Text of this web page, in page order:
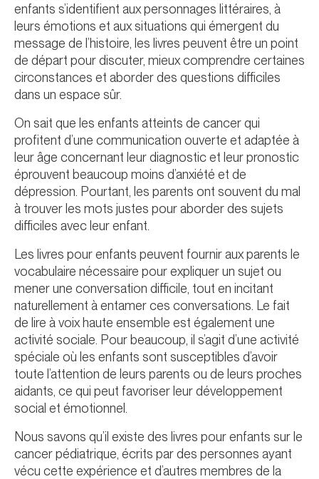
enfants s’identifient aux personnages littéraires, à
leurs émotions et aux situations qui émergent du
message de l’histoire, les livres peuvent être un point
de départ pour discuter, mieux comprendre certaines
circonstances et aborder des questions difficiles
dans un espace sûr.
On sait que les enfants atteints de cancer qui
profitent d’une communication ouverte et adaptée à
leur âge concernant leur diagnostic et leur pronostic
éprouvent beaucoup moins d’anxiété et de
dépression. Pourtant, les parents ont souvent du mal
à trouver les mots justes pour aborder des sujets
difficiles avec leur enfant.
Les livres pour enfants peuvent fournir aux parents le
vocabulaire nécessaire pour expliquer un sujet ou
mener une conversation difficile, tout en incitant
naturellement à entamer ces conversations. Le fait
de lire à voix haute ensemble est également une
activité sociale. Pour beaucoup, il s’agit d’une activité
spéciale où les enfants sont susceptibles d’avoir
toute l’attention de leurs parents ou de leurs proches
aidants, ce qui peut favoriser leur développement
social et émotionnel.
Nous savons qu’il existe des livres pour enfants sur le
cancer pédiatrique, écrits par des personnes ayant
vécu cette expérience et d’autres membres de la